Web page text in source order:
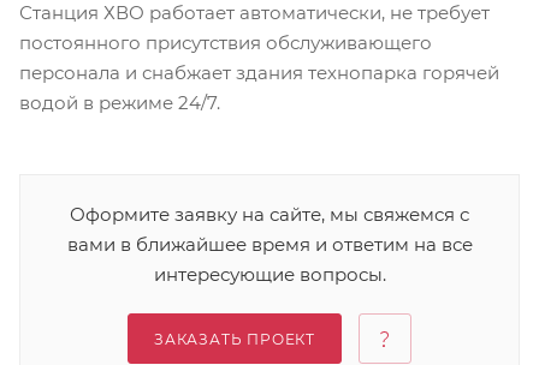
Станция ХВО работает автоматически, не требует
постоянного присутствия обслуживающего
персонала и снабжает здания технопарка горячей
водой в режиме 24/7.
Оформите заявку на сайте, мы свяжемся с
вами в ближайшее время и ответим на все
интересующие вопросы.
ЗАКАЗАТЬ ПРОЕКТ